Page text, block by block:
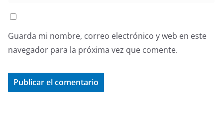
Guarda mi nombre, correo electrónico y web en este
navegador para la próxima vez que comente.